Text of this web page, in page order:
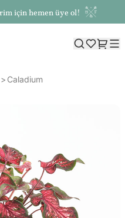
için hemen üye ol!
Caladium